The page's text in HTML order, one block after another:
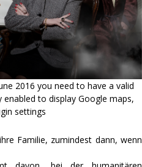
2016 you need to have a valid
enabled to display Google maps,
settings
Familie, zumindest dann, wenn